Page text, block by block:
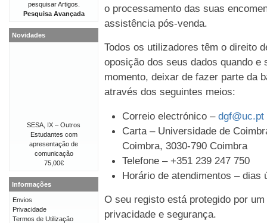
o processamento das suas
assistência pós-venda.
Todos os utilizadores têm o direito
oposição dos seus dados quando e
momento, deixar de fazer parte da
através dos seguintes meios:
Correio electrónico – dgf@uc.pt
Carta – Universidade de
Coimbra, 3030-790 Coimbra
Telefone – +351 239 247 750
Horário de atendimentos – dias
O seu registo está protegido por
privacidade e segurança.
pesquisar Artigos.
Pesquisa Avançada
Novidades
SESA, IX – Outros
Estudantes com
apresentação de
comunicação
75,00€
Informações
Envios
Privacidade
Termos de Utilização